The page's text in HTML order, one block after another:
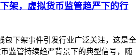
架，虚拟货币监管趋严下的行
包下架事件引发行业广泛关注，这是全
监管持续趋严背景下的典型信号，随